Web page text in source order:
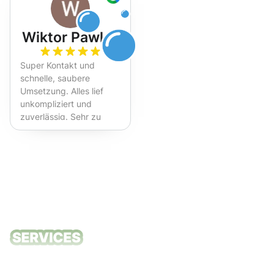
Wiktor Pawlak
Super Kontakt und
schnelle, saubere
Umsetzung. Alles lief
unkompliziert und
zuverlässig. Sehr zu
empfehlen!